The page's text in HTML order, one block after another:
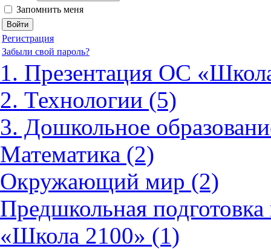
Запомнить меня
Регистрация
Забыли свой пароль?
1. Презентация ОС
2. Технологии (5)
3. Дошкольное
Математика (2)
Окружающий мир (2)
Предшкольная
«Школа 2100» (1)